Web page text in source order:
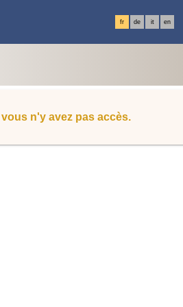
fr de it en
n'y avez pas accès.